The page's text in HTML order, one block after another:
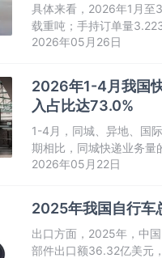
具体来看，2026年1月至
载重吨；手持订单量
2026年05月26日
2026年1-4月我国
入占比达73.0%
1-4月，同城、异地、国
期相比，同城快递业务量
台业务量的比重下降0.1个
2026年05月22日
2025年我国自行车
出口方面，2025年，中
部件出口额36.32亿美元